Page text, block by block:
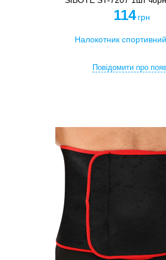
114 грн
Повідомити про